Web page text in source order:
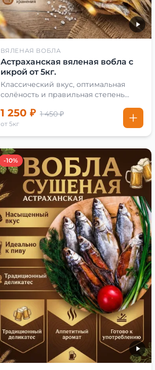
ВЯЛЕНАЯ ВОБЛА
Астраханская вяленая вобла с
икрой от 5кг.
Классический вкус, оптимальная
солёность и правильная степень
1 250 ₽ 1 450 ₽
от 5кг
-10%